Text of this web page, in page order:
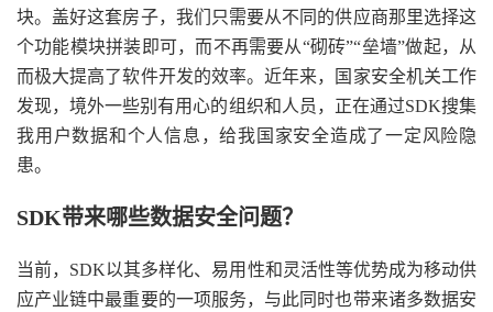
块。盖好这套房子，我们只需要从不同的供应商那里选择这
个功能模块拼装即可，而不再需要从“砌砖”“垒墙”做起，从
而极大提高了软件开发的效率。近年来，国家安全机关工作
发现，境外一些别有用心的组织和人员，正在通过SDK搜集
我用户数据和个人信息，给我国家安全造成了一定风险隐
患。
SDK带来哪些数据安全问题？
当前，SDK以其多样化、易用性和灵活性等优势成为移动供
应产业链中最重要的一项服务，与此同时也带来诸多数据安